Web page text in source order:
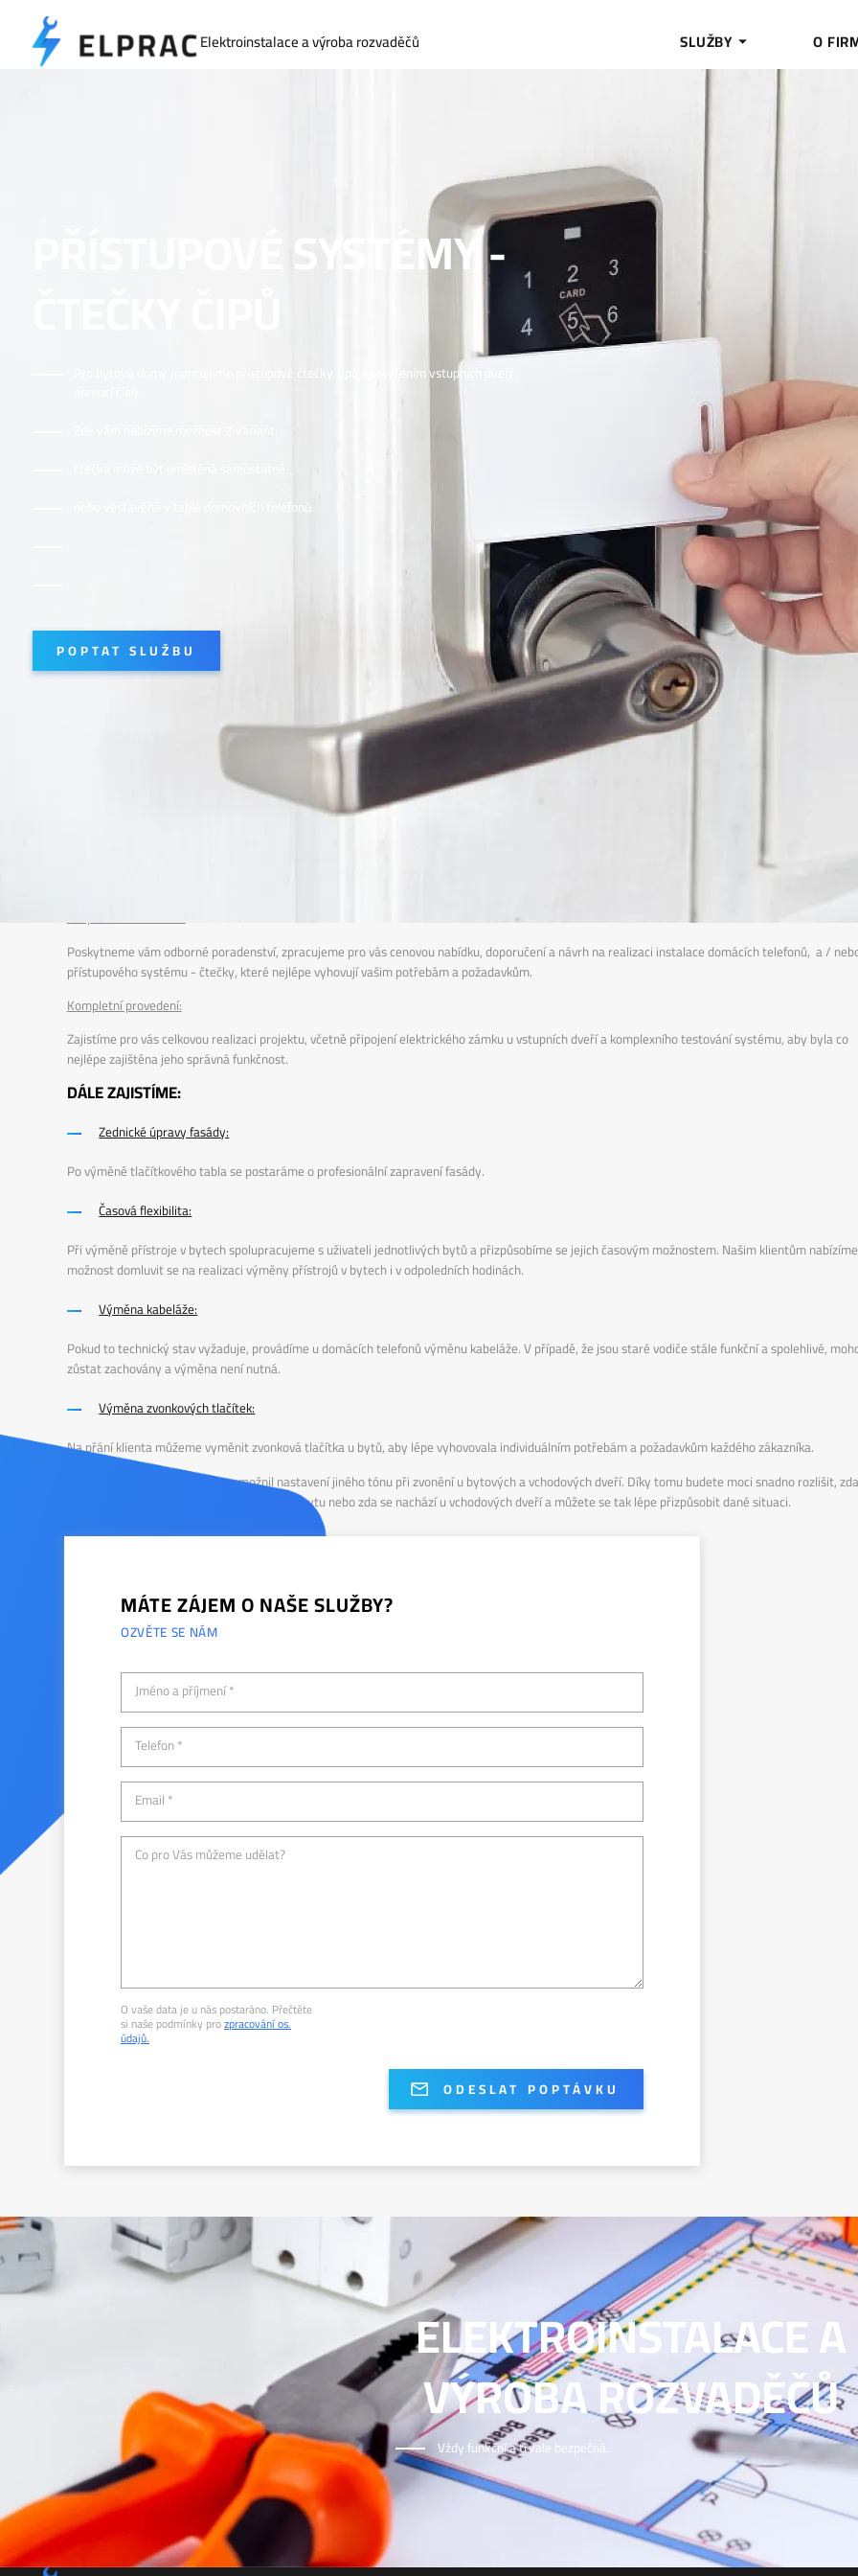
Elektroinstalace a výroba rozvaděčů SLUŽBY O
PŘÍSTUPOVÉ SYSTÉMY -
Pro bytové domy montujeme přístupové čtečky čipů s otevřením vstupních dveří
nebo vestavěná v table domovních telefonů.
POPTAT SLUŽBU
CO VŠECHNO UMÍME?
Bezplatná konzultace:
Poskytneme vám odborné poradenství, zpracujeme pro vás cenovou nabídku, doporučení a návrh na realizaci instalace domácích telefonů, a /
přístupového systému - čtečky, které nejlépe vyhovují vašim potřebám a požadavkům.
Kompletní provedení:
Zajistíme pro vás celkovou realizaci projektu, včetně připojení elektrického zámku u vstupních dveří a komplexního testování systému, aby byla co
nejlépe zajištěna jeho správná funkčnost.
DÁLE ZAJISTÍME:
Zednické úpravy fasády:
Po výměně tlačítkového tabla se postaráme o profesionální zapravení fasády.
Časová flexibilita:
Při výměně přístroje v bytech spolupracujeme s uživateli jednotlivých bytů a přizpůsobíme se jejich časovým možnostem. Našim klientům nabízíme
možnost domluvit se na realizaci výměny přístrojů v bytech i v odpoledních hodinách.
Výměna kabeláže:
Pokud to technický stav vyžaduje, provádíme u domácích telefonů výměnu kabeláže. V případě, že jsou staré vodiče stále funkční a spolehlivé,
zůstat zachovány a výměna není nutná.
Výměna zvonkových tlačítek:
Na přání klienta můžeme vyměnit zvonková tlačítka u bytů, aby lépe vyhovovala individuálním potřebám a požadavkům každého zákazníka.
Systém bude zapojen tak, aby umožnil nastavení jiného tónu při zvonění u bytových a vchodových dveří. Díky tomu budete moci snadno rozlišit, zda
přicházející návštěvník zvoní již u vstupu do bytu nebo zda se nachází u vchodových dveří a můžete se tak lépe přizpůsobit dané situaci.
MÁTE ZÁJEM O NAŠE SLUŽBY?
OZVĚTE SE NÁM
Jméno a příjmení *
Telefon *
Email *
Co pro Vás můžeme udělat?
O vaše data je u nás postaráno. Přečtěte
si naše podmínky prozpracování os.
údajů.
ELEKTROINSTALACE A
VÝROBA ROZVADĚČŮ
Vždy funkční a trvale bezpečná.